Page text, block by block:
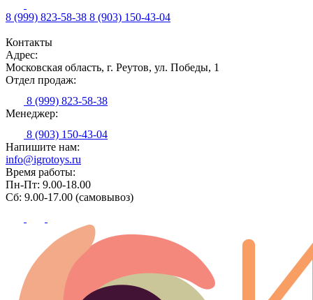
8 (999) 823-58-38 8 (903) 150-43-04
Контакты
Адрес:
Московская область, г. Реутов, ул. Победы, 1
Отдел продаж:
8 (999) 823-58-38
Менеджер:
8 (903) 150-43-04
Напишите нам:
info@igrotoys.ru
Время работы:
Пн-Пт: 9.00-18.00
Сб: 9.00-17.00 (самовывоз)